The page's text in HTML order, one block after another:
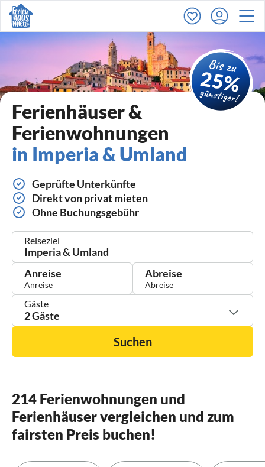
Ferienhäuser &
Ferienwohnungen
in Imperia & Umland
Geprüfte Unterkünfte
Direkt von privat mieten
Ohne Buchungsgebühr
Reiseziel
Anreise Abreise
Gäste
2 Gäste
Suchen
214 Ferienwohnungen und
Ferienhäuser vergleichen und zum
fairsten Preis buchen!